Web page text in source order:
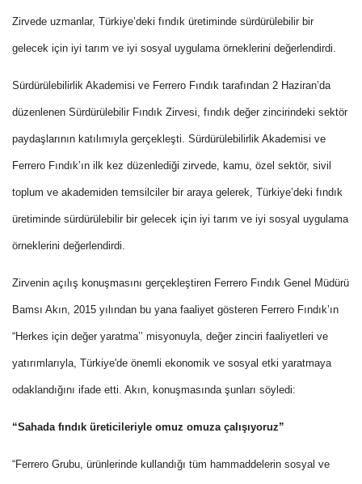
Zirvede uzmanlar, Türkiye’deki fındık üretiminde sürdürülebilir bir
gelecek için iyi tarım ve iyi sosyal uygulama örneklerini değerlendirdi.
Sürdürülebilirlik Akademisi ve Ferrero Fındık tarafından 2 Haziran’da
düzenlenen Sürdürülebilir Fındık Zirvesi, fındık değer zincirindeki sektör
paydaşlarının katılımıyla gerçekleşti. Sürdürülebilirlik Akademisi ve
Ferrero Fındık’ın ilk kez düzenlediği zirvede, kamu, özel sektör, sivil
toplum ve akademiden temsilciler bir araya gelerek, Türkiye’deki fındık
üretiminde sürdürülebilir bir gelecek için iyi tarım ve iyi sosyal uygulama
örneklerini değerlendirdi.
Zirvenin açılış konuşmasını gerçekleştiren Ferrero Fındık Genel Müdürü
Bamsı Akın, 2015 yılından bu yana faaliyet gösteren Ferrero Fındık’ın
“Herkes için değer yaratma’’ misyonuyla, değer zinciri faaliyetleri ve
yatırımlarıyla, Türkiye'de önemli ekonomik ve sosyal etki yaratmaya
odaklandığını ifade etti. Akın, konuşmasında şunları söyledi:
“Sahada fındık üreticileriyle omuz omuza çalışıyoruz”
“Ferrero Grubu, ürünlerinde kullandığı tüm hammaddelerin sosyal ve